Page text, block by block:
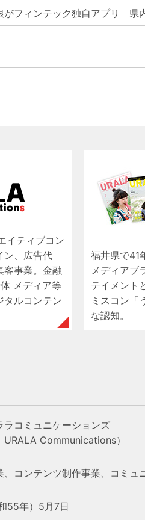
がフィンテック独自アプリ 県
イティブコン
ン、広告代
客事業。金融
メディア等
タルコンテン
福井県で41
メディアブ
テイメント
ミスコン「
な認知。
ラコミュニケーションズ
URALA Communications）
、コンテンツ制作事業、コミュ
55年）5月7日